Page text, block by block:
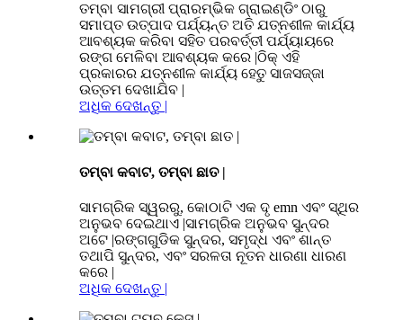
ତମ୍ବା ସାମଗ୍ରୀ ପ୍ରାରମ୍ଭିକ ଗ୍ରାଇଣ୍ଡିଂ ଠାରୁ
ସମାପ୍ତ ଉତ୍ପାଦ ପର୍ଯ୍ୟନ୍ତ ଅତି ଯତ୍ନଶୀଳ କାର୍ଯ୍ୟ
ଆବଶ୍ୟକ କରିବା ସହିତ ପରବର୍ତ୍ତୀ ପର୍ଯ୍ୟାୟରେ
ରଙ୍ଗ ମେଳିବା ଆବଶ୍ୟକ କରେ |ଠିକ୍ ଏହି
ପ୍ରକାରର ଯତ୍ନଶୀଳ କାର୍ଯ୍ୟ ହେତୁ ସାଜସଜ୍ଜା
ଉତ୍ତମ ଦେଖାଯିବ |
ଅଧିକ ଦେଖନ୍ତୁ |
ତମ୍ବା କବାଟ, ତମ୍ବା ଛାତ |
ସାମଗ୍ରିକ ସ୍ୱରରୁ, କୋଠାଟି ଏକ ଦୃ emn ଏବଂ ସ୍ଥିର
ଅନୁଭବ ଦେଇଥାଏ |ସାମଗ୍ରିକ ଅନୁଭବ ସୁନ୍ଦର
ଅଟେ |ରଙ୍ଗଗୁଡିକ ସୁନ୍ଦର, ସମୃଦ୍ଧ ଏବଂ ଶାନ୍ତ
ତଥାପି ସୁନ୍ଦର, ଏବଂ ସରଳତା ନୂତନ ଧାରଣା ଧାରଣ
କରେ |
ଅଧିକ ଦେଖନ୍ତୁ |